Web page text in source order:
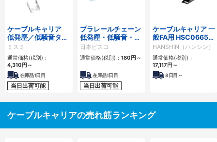
ケーブルキャリア
低発塵／低騒音タイ
プ
ミスミ
通常価格(税別)：
4,310 円 ～
在庫品1日目
当日出荷可能
プラレールチェーン
低発塵・低騒音・フ
ラップ開閉・ヒンジ
連結タイプ SCシリ
ーズ
日本ピスコ
通常価格(税別)： 180 円 ～
在庫品1日目
当日出荷可能
ケーブルキャリア 一
般FA用 HSC0665シ
リーズ
HANSHIN（ハンシン）
通常価格(税別)：
17,117 円 ～
8日目～
ケーブルキャリアの売れ筋ランキング